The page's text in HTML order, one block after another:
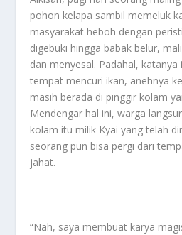
pohon kelapa sambil memeluk
masyarakat heboh dengan
digebuki hingga babak belur,
dan menyesal. Padahal,
tempat mencuri ikan, anehnya
masih berada di pinggir kolam
Mendengar hal ini, warga
kolam itu milik Kyai yang telah
seorang pun bisa pergi dari
jahat.
“Nah, saya membuat karya